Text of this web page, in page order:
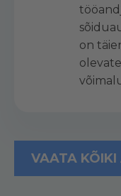
on
VAATA KÕIKI